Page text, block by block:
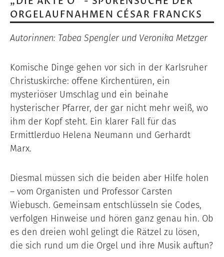
ORGELAUFNAHMEN CÉSAR FRANCKS
Autorinnen: Tabea Spengler und Veronika Metzger
Komische Dinge gehen vor sich in der Karlsruher
Christuskirche: offene Kirchentüren, ein
mysteriöser Umschlag und ein beinahe
hysterischer Pfarrer, der gar nicht mehr weiß, wo
ihm der Kopf steht. Ein klarer Fall für das
Ermittlerduo Helena Neumann und Gerhardt
Marx.
Diesmal müssen sich die beiden aber Hilfe holen
– vom Organisten und Professor Carsten
Wiebusch. Gemeinsam entschlüsseln sie Codes,
verfolgen Hinweise und hören ganz genau hin. Ob
es den dreien wohl gelingt die Rätzel zu lösen,
die sich rund um die Orgel und ihre Musik auftun?